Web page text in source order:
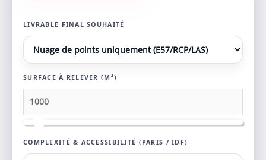
LIVRABLE FINAL SOUHAITÉ
SURFACE À RELEVER (M²)
COMPLEXITÉ & ACCESSIBILITÉ (PARIS / IDF)